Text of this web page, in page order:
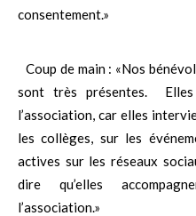
consentement.»
Coup de main : «Nos
sont très présentes.
l’association, car elles
les collèges, sur les
actives sur les réseaux
dire qu’elles
l’association.»